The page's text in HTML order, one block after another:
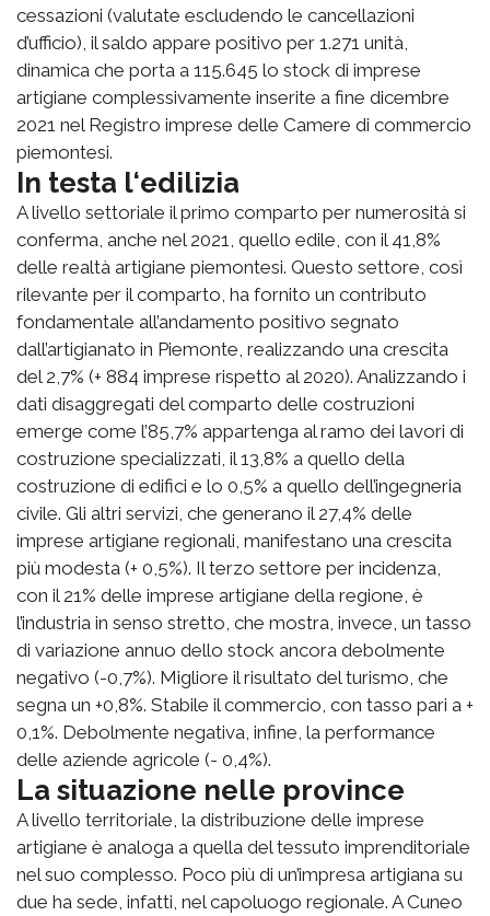
cessazioni (valutate escludendo le cancellazioni
d’ufficio), il saldo appare positivo per 1.271 unità,
dinamica che porta a 115.645 lo stock di imprese
artigiane complessivamente inserite a fine dicembre
2021 nel Registro imprese delle Camere di commercio
piemontesi.
In testa l‘edilizia
A livello settoriale il primo comparto per numerosità si
conferma, anche nel 2021, quello edile, con il 41,8%
delle realtà artigiane piemontesi. Questo settore, così
rilevante per il comparto, ha fornito un contributo
fondamentale all’andamento positivo segnato
dall’artigianato in Piemonte, realizzando una crescita
del 2,7% (+ 884 imprese rispetto al 2020). Analizzando i
dati disaggregati del comparto delle costruzioni
emerge come l’85,7% appartenga al ramo dei lavori di
costruzione specializzati, il 13,8% a quello della
costruzione di edifici e lo 0,5% a quello dell’ingegneria
civile. Gli altri servizi, che generano il 27,4% delle
imprese artigiane regionali, manifestano una crescita
più modesta (+ 0,5%). Il terzo settore per incidenza,
con il 21% delle imprese artigiane della regione, è
l’industria in senso stretto, che mostra, invece, un tasso
di variazione annuo dello stock ancora debolmente
negativo (-0,7%). Migliore il risultato del turismo, che
segna un +0,8%. Stabile il commercio, con tasso pari a +
0,1%. Debolmente negativa, infine, la performance
delle aziende agricole (- 0,4%).
La situazione nelle province
A livello territoriale, la distribuzione delle imprese
artigiane è analoga a quella del tessuto imprenditoriale
nel suo complesso. Poco più di un’impresa artigiana su
due ha sede, infatti, nel capoluogo regionale. A Cuneo